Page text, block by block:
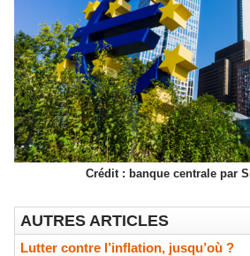
Crédit : banque centrale par
AUTRES ARTICLES
Lutter contre l’inflation, jusqu’où ?